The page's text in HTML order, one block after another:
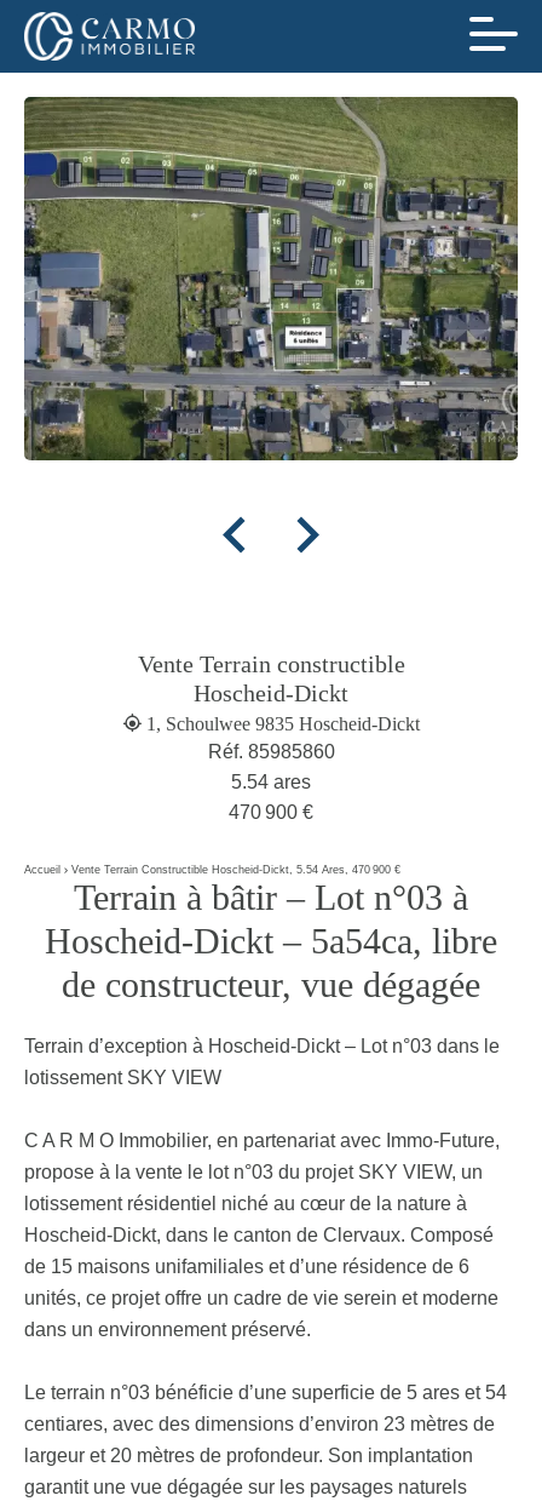
Vente Terrain constructible
Hoscheid-Dickt
1, Schoulwee 9835 Hoscheid-Dickt
Réf. 85985860
5.54 ares
470 900 €
Accueil Vente Terrain Constructible Hoscheid-Dickt, 5.54 Ares, 470 900 €
Terrain à bâtir – Lot n°03 à
Hoscheid-Dickt – 5a54ca, libre
de constructeur, vue dégagée
Terrain d’exception à Hoscheid-Dickt – Lot n°03 dans le
lotissement SKY VIEW
C A R M O Immobilier, en partenariat avec Immo-Future,
propose à la vente le lot n°03 du projet SKY VIEW, un
lotissement résidentiel niché au cœur de la nature à
Hoscheid-Dickt, dans le canton de Clervaux. Composé
de 15 maisons unifamiliales et d’une résidence de 6
unités, ce projet offre un cadre de vie serein et moderne
dans un environnement préservé.
Le terrain n°03 bénéficie d’une superficie de 5 ares et 54
centiares, avec des dimensions d’environ 23 mètres de
largeur et 20 mètres de profondeur. Son implantation
garantit une vue dégagée sur les paysages naturels